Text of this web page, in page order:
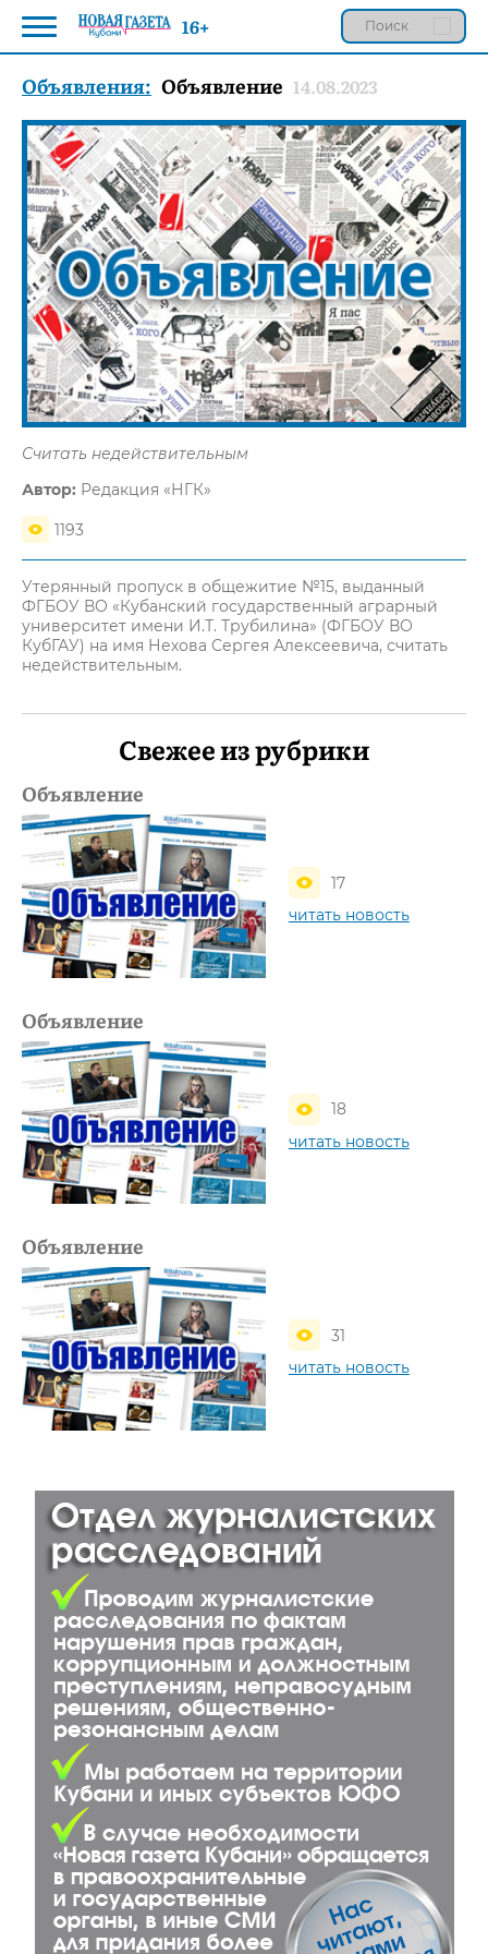
Объявления: Объявление 14.08.2023
Считать недействительным
Автор: Редакция «НГК»
1193
Утерянный пропуск в общежитие №15, выданный
ФГБОУ ВО «Кубанский государственный аграрный
университет имени И.Т. Трубилина» (ФГБОУ ВО
КубГАУ) на имя Нехова Сергея Алексеевича, считать
недействительным.
Свежее из рубрики
Объявление
17
читать новость
Объявление
18
читать новость
Объявление
31
читать новость
16+